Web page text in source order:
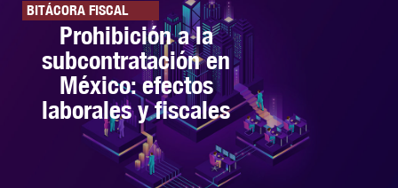
BITÁCORA FISCAL
Prohibición a la
subcontratación en
México: efectos
laborales y fiscales